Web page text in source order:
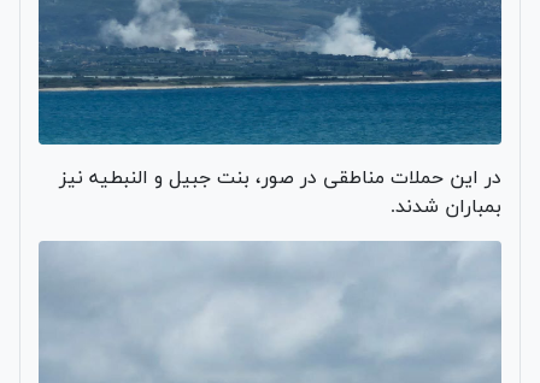
در این حملات مناطقی در صور، بنت ‌جبیل و النبطیه نیز
بمباران شدند.